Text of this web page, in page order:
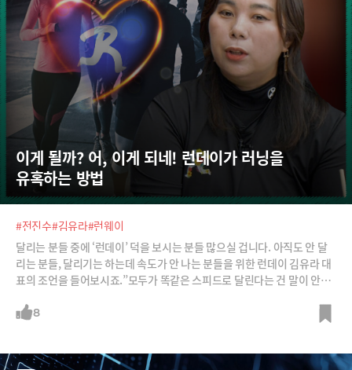
이게 될까? 어, 이게 되네! 런데이가 러닝을
유혹하는 방법
#전진수#김유라#런웨이
달리는 분들 중에 ‘런데이’ 덕을 보시는 분들 많으실 겁니다. 아직도 안 달
리는 분들, 달리기는 하는데 속도가 안 나는 분들을 위한 런데이 김유라 대
표의 조언을 들어보시죠.”모두가 똑같은 스피드로 달린다는 건 말이 안되
찮다’고 말씀드리죠. 내 속도를 다른 사람하고 비교하는 순간 그때부터 괴
8